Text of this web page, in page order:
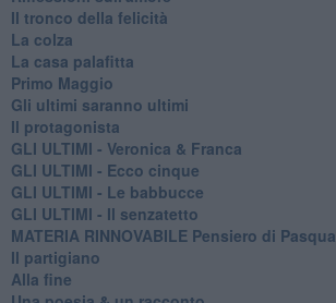
Il tronco della felicità
La colza
La casa palafitta
Primo Maggio
Gli ultimi saranno ultimi
Il protagonista
GLI ULTIMI - Veronica & Franca
GLI ULTIMI - Ecco cinque
GLI ULTIMI - Le babbucce
GLI ULTIMI - Il senzatetto
MATERIA RINNOVABILE Pensiero di Pasqua
Il partigiano
Alla fine